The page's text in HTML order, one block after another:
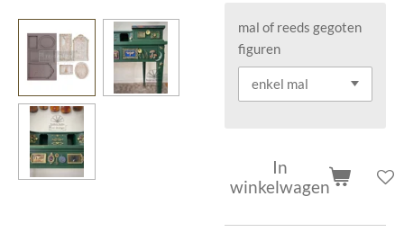
mal of reeds gegoten
figuren
In
winkelwagen